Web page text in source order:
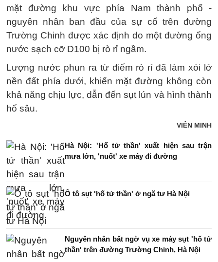
mặt đường khu vực phía Nam thành phố -
nguyên nhân ban đầu của sự cố trên đường
Trường Chinh được xác định do một đường ống
nước sạch cỡ D100 bị rò rỉ ngầm.
Lượng nước phun ra từ điểm rò rỉ đã làm xói lở
nền đất phía dưới, khiến mặt đường không còn
khả năng chịu lực, dẫn đến sụt lún và hình thành
hố sâu.
VIÊN MINH
Hà Nội: 'Hố tử thần' xuất hiện sau trận
mưa lớn, 'nuốt' xe máy đi đường
Ô tô sụt 'hố tử thần' ở ngã tư Hà Nội
Nguyên nhân bất ngờ vụ xe máy sụt 'hố tử
thần' trên đường Trường Chinh, Hà Nội